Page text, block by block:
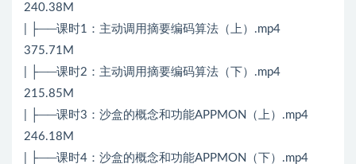
240.38M
| ├──课时1：主动调用摘要编码算法（上）.mp4
375.71M
| ├──课时2：主动调用摘要编码算法（下）.mp4
215.85M
| ├──课时3：沙盒的概念和功能APPMON（上）.mp4
246.18M
| ├──课时4：沙盒的概念和功能APPMON（下）.mp4